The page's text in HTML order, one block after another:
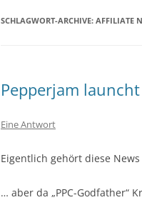
SCHLAGWORT-ARCHIVE: AFFILIATE
Pepperjam
Eine Antwort
Eigentlich gehört diese
… aber da „PPC-Godfather“